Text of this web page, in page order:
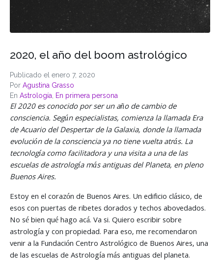
Publicado el enero 7, 2020
Por Agustina Grasso
En Astrología En primera persona
2020, el año del boom astrológico
El 2020 es conocido por ser un año de cambio de
consciencia. Según especialistas, comienza la llamada Era
de Acuario del Despertar de la Galaxia, donde la llamada
evolución de la consciencia ya no tiene vuelta atrás. La
tecnología como facilitadora y una visita a una de las
escuelas de astrología más antiguas del Planeta, en pleno
Buenos Aires.
Estoy en el corazón de Buenos Aires. Un edificio clásico, de
esos con puertas de ribetes dorados y techos abovedados.
No sé bien qué hago acá. Va si. Quiero escribir sobre
astrología y con propiedad. Para eso, me recomendaron
venir a la Fundación Centro Astrológico de Buenos Aires, una
de las escuelas de Astrología más antiguas del planeta.